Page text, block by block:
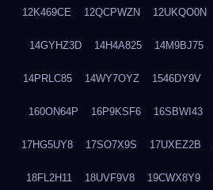
12K469CE 12QCPWZN 12UKQO0N
14GYHZ3D 14H4A825 14M9BJ75
14PRLC85 14WY7OYZ 1546DY9V
160ON64P 16P9KSF6 16SBWI43
17HG5UY8 17SO7X9S 17UXEZ2B
18FL2H11 18UVF9V8 19CWX8Y9